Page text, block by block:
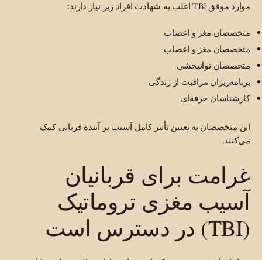
موارد موفق TBI اغلب به شهادت افراد زیر نیاز دارند:
متخصصان مغز و اعصاب
متخصصان مغز و اعصاب
متخصصان توانبخشی
برنامه‌ریزان مراقبت از زندگی
کارشناسان حرفه‌ای
این متخصصان به تعیین تأثیر کامل آسیب بر آینده قربانی کمک
می‌کنند.
غرامت برای قربانیان
آسیب مغزی تروماتیک
(TBI) در دسترس است